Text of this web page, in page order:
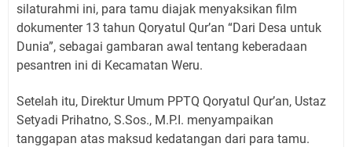
silaturahmi ini, para tamu diajak menyaksikan film
dokumenter 13 tahun Qoryatul Qur’an “Dari Desa untuk
Dunia”, sebagai gambaran awal tentang keberadaan
pesantren ini di Kecamatan Weru.
Setelah itu, Direktur Umum PPTQ Qoryatul Qur’an, Ustaz
Setyadi Prihatno, S.Sos., M.P.I. menyampaikan
tanggapan atas maksud kedatangan dari para tamu.